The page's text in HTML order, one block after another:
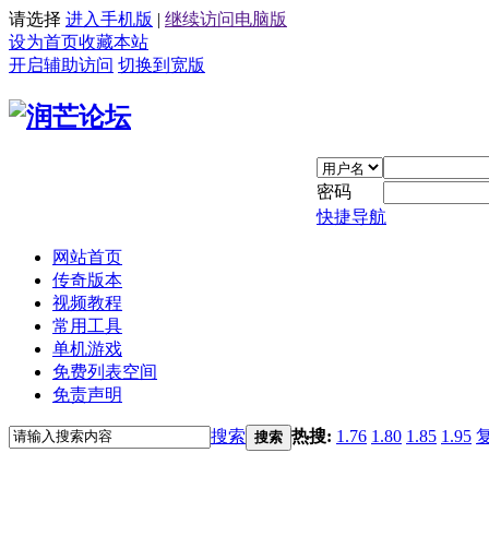
请选择 进入手机版 | 继续访问电脑版
设为首页收藏本站
开启辅助访问 切换到宽版
密码
快捷导航
网站首页
传奇版本
视频教程
常用工具
单机游戏
免费列表空间
免责声明
搜索 搜索 热搜: 1.76 1.80 1.85 1.95